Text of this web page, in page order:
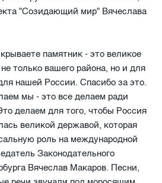
"Созидающий мир" Вячеслава
памятник - это великое
только вашего района, но и для
нашей России. Спасибо за это.
мы - это все делаем ради
делаем для того, чтобы Россия
великой державой, которая
роль на международной
Законодательного
Вячеслав Макаров. Песни,